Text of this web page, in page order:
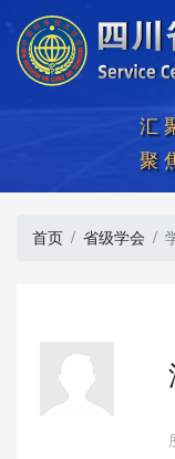
汇
聚
首页 省级学会